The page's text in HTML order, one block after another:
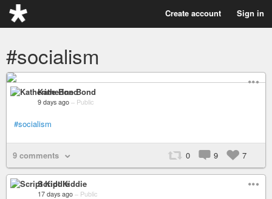
Create account Sign in
#socialism
Katherine Bond
9 days ago – Public
#socialism
9 comments 0 9 7
Script Kiddie
17 days ago – Public